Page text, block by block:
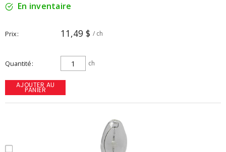
En inventaire
Prix 11,49 $ / ch
Quantité ch
AJOUTER AU
PANIER